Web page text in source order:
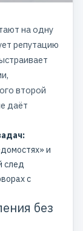
на одну
репутацию
второй
даёт
и
след
с
без